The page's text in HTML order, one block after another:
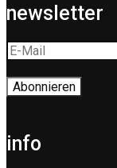
newsletter
info